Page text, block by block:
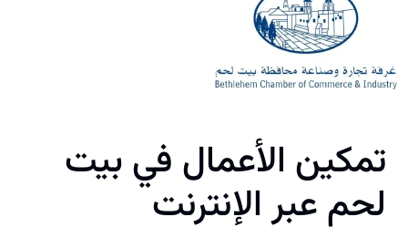
تمكين الأعمال في بيت
لحم عبر الإنترنت